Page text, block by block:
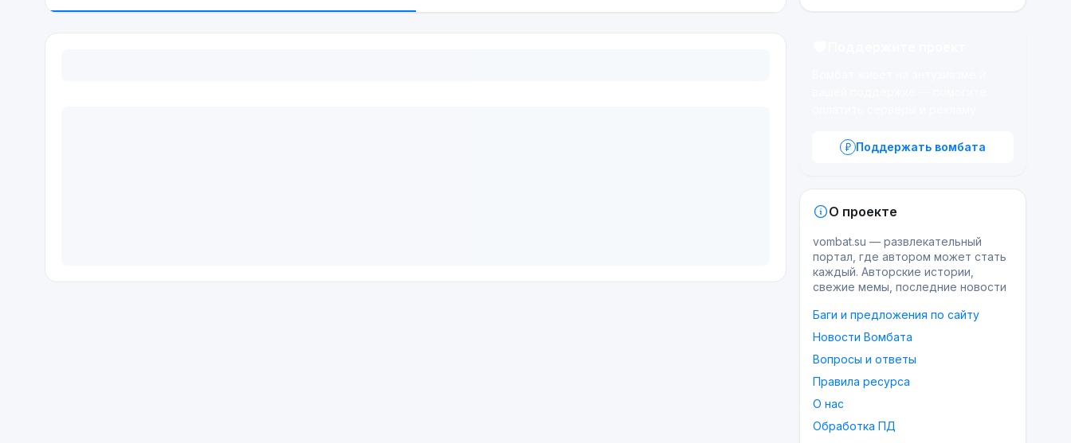
Поддержать вомбата
О проекте
vombat.su — развлекательный
портал, где автором может стать
каждый. Авторские истории,
свежие мемы, последние новости
Баги и предложения по сайту
Новости Вомбата
Вопросы и ответы
Правила ресурса
О нас
Обработка ПД